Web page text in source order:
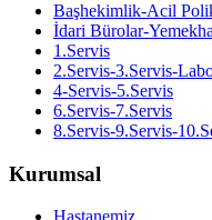
Başhekimlik-Acil
İdari Bürolar-
1.Servis
2.Servis-3.Servis-
4-Servis-5.Servis
6.Servis-7.Servis
8.Servis-9.Servis-
Kurumsal